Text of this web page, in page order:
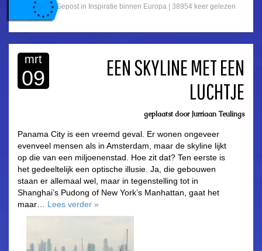
Gepost in Inspiratie binnen Europa 38954 keer gelezen
mrt
09
EEN SKYLINE MET EEN
LUCHTJE
geplaatst doorJurriaan Teulings
Panama City is een vreemd geval. Er wonen ongeveer
evenveel mensen als in Amsterdam, maar de skyline lijkt
op die van een miljoenenstad. Hoe zit dat? Ten eerste is
het gedeeltelijk een optische illusie. Ja, die gebouwen
staan er allemaal wel, maar in tegenstelling tot in
Shanghai’s Pudong of New York’s Manhattan, gaat het
maar… Lees verder »